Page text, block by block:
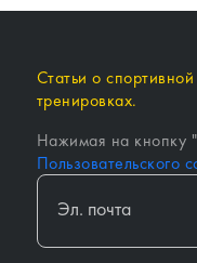
Статьи о
тренировках.
Нажимая на кнопку "
Пользовательского